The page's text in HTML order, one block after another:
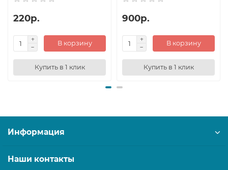
220р.
В корзину
Купить в 1 клик
900р.
В корзину
Купить в 1 клик
Информация
Наши контакты